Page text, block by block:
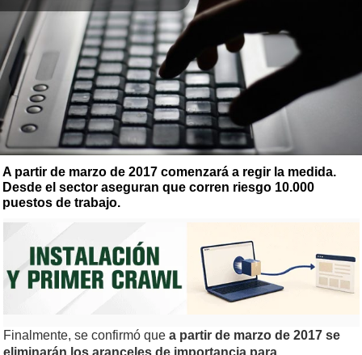
A partir de marzo de 2017 comenzará a regir la medida.
Desde el sector aseguran que corren riesgo 10.000
puestos de trabajo.
Finalmente, se confirmó que a partir de marzo de 2017 se
eliminarán los aranceles de importancia para